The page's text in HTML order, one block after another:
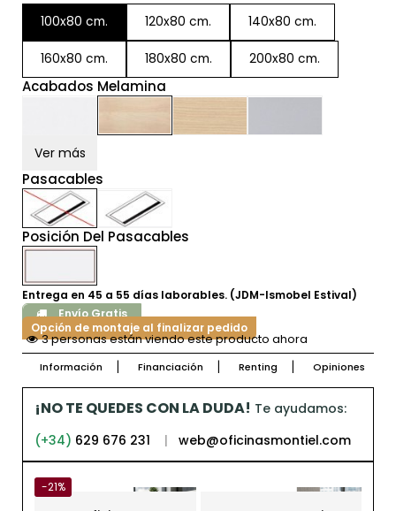
100x80 cm. 120x80 cm. 140x80 cm.
160x80 cm. 180x80 cm. 200x80 cm.
Acabados Melamina
Ver más
Pasacables
Posición Del Pasacables
Entrega en 45 a 55 días laborables. (JDM-Ismobel Estival)
Envío Gratis
Opción de montaje al finalizar pedido
3 personas están viendo este producto ahora
Información Financiación Renting Opiniones
¡NO TE QUEDES CON LA DUDA! Te ayudamos:
(+34) 629 676 231 | web@oficinasmontiel.com
-21%